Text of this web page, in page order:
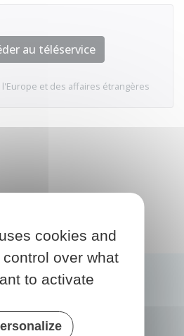
au téléservice
et des affaires étrangères
cookies and
over what
to activate